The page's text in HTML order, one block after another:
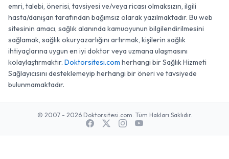
emri, talebi, önerisi, tavsiyesi ve/veya ricası olmaksızın, ilgili
hasta/danışan tarafından bağımsız olarak yazılmaktadır. Bu web
sitesinin amacı, sağlık alanında kamuoyunun bilgilendirilmesini
sağlamak, sağlık okuryazarlığını artırmak, kişilerin sağlık
ihtiyaçlarına uygun en iyi doktor veya uzmana ulaşmasını
kolaylaştırmaktır. Doktorsitesi.com herhangi bir Sağlık Hizmeti
Sağlayıcısını desteklemeyip herhangi bir öneri ve tavsiyede
bulunmamaktadır.
© 2007 - 2026 Doktorsitesi.com. Tüm Hakları Saklıdır.